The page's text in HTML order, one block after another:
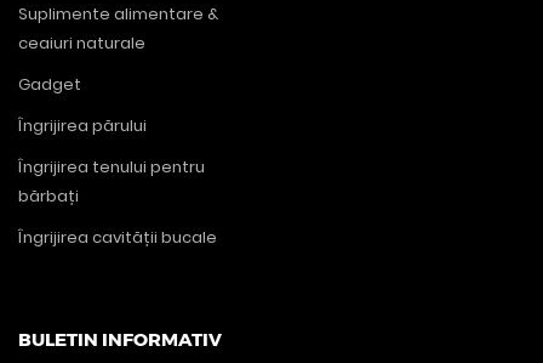
Suplimente alimentare &
ceaiuri naturale
Gadget
Îngrijirea părului
Îngrijirea tenului pentru
bărbați
Îngrijirea cavității bucale
BULETIN INFORMATIV